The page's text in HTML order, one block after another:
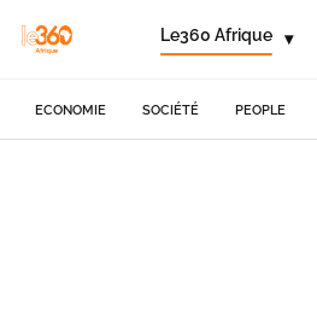
Le360 Afrique ▾
ECONOMIE SOCIÉTÉ PEOPLE